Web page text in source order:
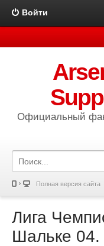
Войти
Официальный
Полная версия сайта
Лига
Шальке 04.